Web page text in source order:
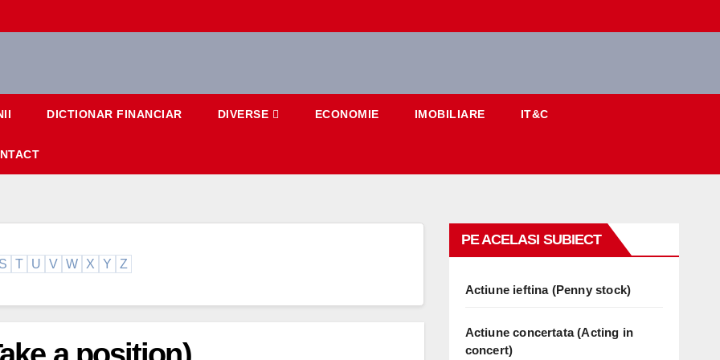
DICTIONAR FINANCIAR DIVERSE ECONOMIE IMOBILIARE IT&C
S T U V W X Y Z
PE ACELASI SUBIECT
Actiune ieftina (Penny stock)
Actiune concertata (Acting in
concert)